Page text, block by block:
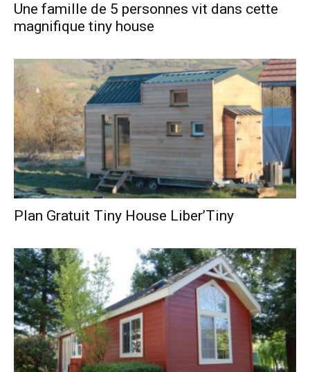
Une famille de 5 personnes vit dans cette
magnifique tiny house
Plan Gratuit Tiny House Liber’Tiny